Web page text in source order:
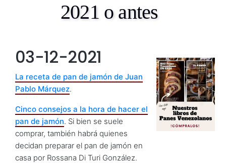
2021 o antes
03-12-2021
La receta de pan de jamón de Juan
Pablo Márquez.
Cinco consejos a la hora de hacer el
pan de jamón. Si bien se suele
comprar, también habrá quienes
decidan preparar el pan de jamón en
casa por Rossana Di Turi González.